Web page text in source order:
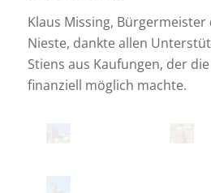
Klaus Missing,
Nieste, dankte allen
Stiens aus Kaufungen, der
finanziell möglich machte.